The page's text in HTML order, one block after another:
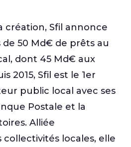
création, Sfil annonce
50 Md€ de prêts au
dont 45 Md€ aux
2015, Sfil est le 1er
public local avec ses
Postale et la
Alliée
collectivités locales, elle